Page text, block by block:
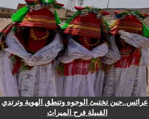
عرائس..حين تختبئ الوجوه وتنطق الهوية وترتدي
القبيلة فرح الميراث